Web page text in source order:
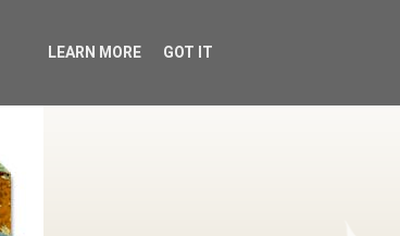
LEARN MORE GOT IT